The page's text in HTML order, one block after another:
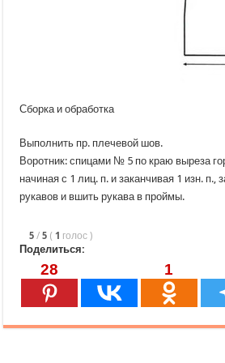
Сборка и обработка
Выполнить пр. плечевой шов.
Воротник: спицами № 5 по краю выреза
начиная с 1 лиц. п. и заканчивая 1 изн.
рукавов и вшить рукава в проймы.
5 / 5 ( 1 голос )
Поделиться:
28 1